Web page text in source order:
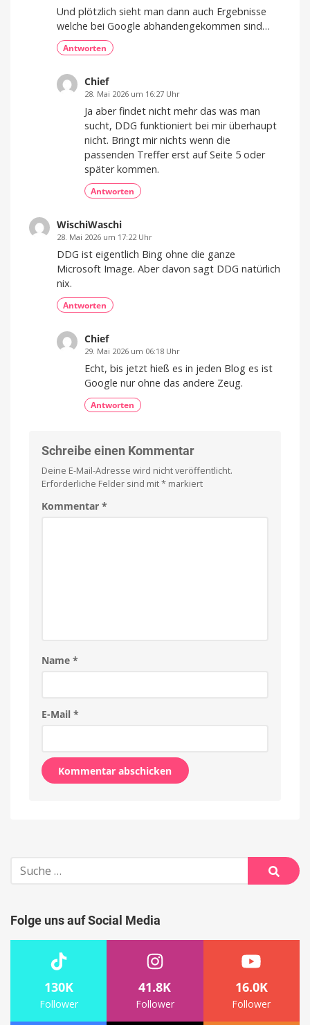
Und plötzlich sieht man dann auch Ergebnisse
welche bei Google abhandengekommen sind…
Antworten
Chief
28. Mai 2026 um 16:27 Uhr
Ja aber findet nicht mehr das was man
sucht, DDG funktioniert bei mir überhaupt
nicht. Bringt mir nichts wenn die
passenden Treffer erst auf Seite 5 oder
später kommen.
Antworten
WischiWaschi
28. Mai 2026 um 17:22 Uhr
DDG ist eigentlich Bing ohne die ganze
Microsoft Image. Aber davon sagt DDG natürlich
nix.
Antworten
Chief
29. Mai 2026 um 06:18 Uhr
Echt, bis jetzt hieß es in jeden Blog es ist
Google nur ohne das andere Zeug.
Antworten
Schreibe einen Kommentar
Deine E-Mail-Adresse wird nicht veröffentlicht.
Erforderliche Felder sind mit* markiert
Kommentar *
Name *
E-Mail *
Suche
nach:
Suche
Folge uns auf Social Media
130K
Follower
41.8K
Follower
16.0K
Follower